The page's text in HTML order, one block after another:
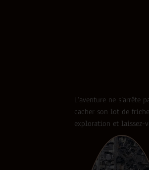
L’aventure ne s’arrête
cacher son lot de
exploration et laissez-